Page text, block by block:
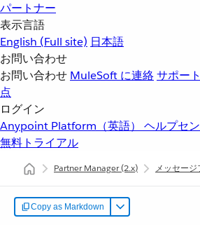
パートナー
表示言語
English (Full site) 日本語
お問い合わせ
お問い合わせ MuleSoft に連絡サポー
点
ログイン
Anypoint Platform（英語） ヘルプセ
無料トライアル
Partner Manager(2.x) メッセー
Copy as Markdown